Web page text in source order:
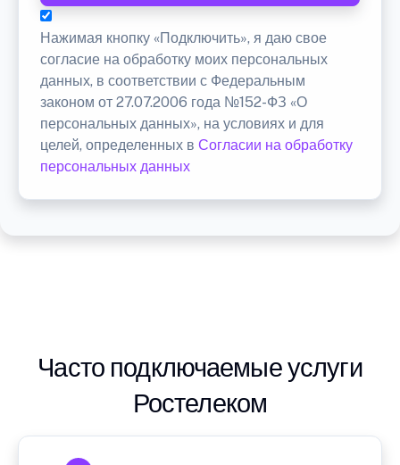
Нажимая кнопку «Подключить», я даю свое
согласие на обработку моих персональных
данных, в соответствии с Федеральным
законом от 27.07.2006 года №152-ФЗ «О
персональных данных», на условиях и для
целей, определенных в Согласии на обработку
персональных данных
Часто подключаемые услуги
Ростелеком